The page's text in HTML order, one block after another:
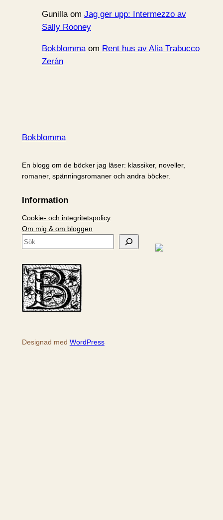
Gunillaom Jag ger upp: Intermezzo av
Sally Rooney
Bokblommaom Rent hus av Alia Trabucco
Zerán
Bokblomma
En blogg om de böcker jag läser: klassiker, noveller,
romaner, spänningsromaner och andra böcker.
Information
Cookie- och integritetspolicy
Om mig & om bloggen
S
k
Designad med WordPress